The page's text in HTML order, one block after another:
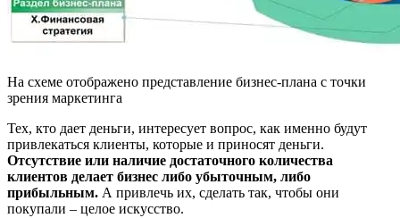
На схеме отображено представление бизнес-плана с точки
зрения маркетинга
Тех, кто дает деньги, интересует вопрос, как именно будут
привлекаться клиенты, которые и приносят деньги.
Отсутствие или наличие достаточного количества
клиентов делает бизнес либо убыточным, либо
прибыльным. А привлечь их, сделать так, чтобы они
покупали – целое искусство.